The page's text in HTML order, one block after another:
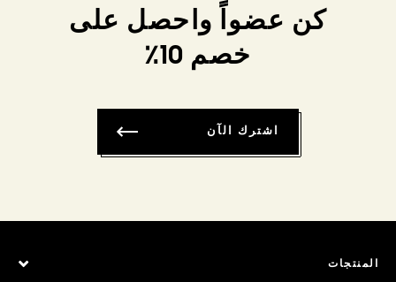
كن عضواً واحصل على
خصم 10٪
اشترك الآن
المنتجات